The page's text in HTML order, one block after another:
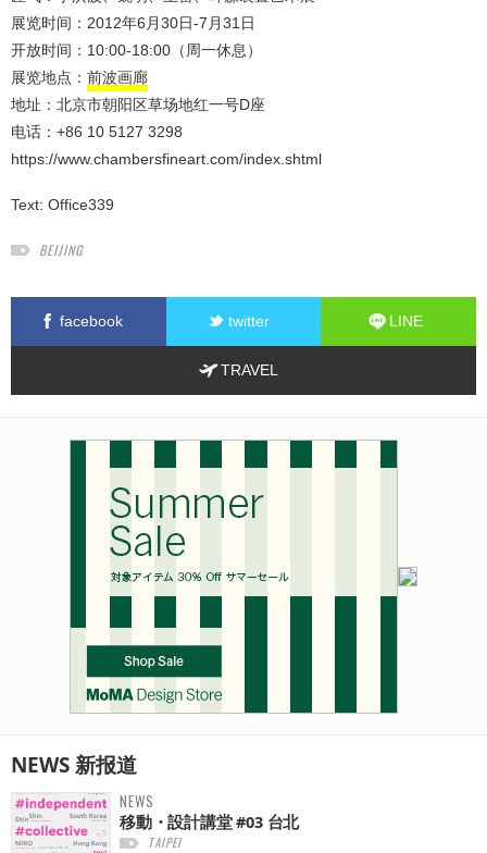
展览时间：2012年6月30日-7月31日
开放时间：10:00-18:00（周一休息）
展览地点： 前波画廊
地址：北京市朝阳区草场地红一号D座
电话：+86 10 5127 3298
https://www.chambersfineart.com/index.shtml
Text: Office339
BEIJING
facebook twitter LINE
TRAVEL
NEWS新报道
NEWS
移動・設計講堂 #03 台北
TAIPEI